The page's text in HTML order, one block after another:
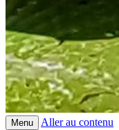
Menu Aller au contenu